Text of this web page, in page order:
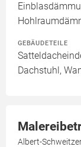
GEBÄUDETEILE
Dachstuhl,
Albert-